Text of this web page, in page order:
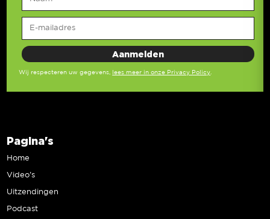
Wij respecteren uw gegevens, lees meer in onze Privacy Policy
Pagina's
Home
Video’s
Uitzendingen
Podcast